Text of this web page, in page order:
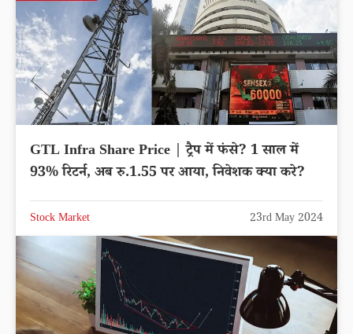
GTL Infra Share Price | ट्रैप में फंसे? 1 साल में
93% रिटर्न, अब रु.1.55 पर आया, निवेशक क्या करे?
Stock Market 23rd May 2024